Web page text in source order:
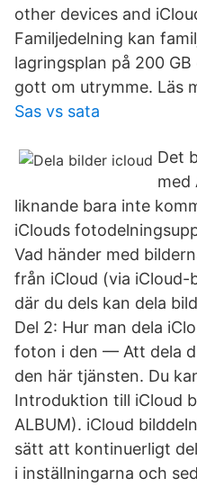
other devices and
Familjedelning kan
lagringsplan på 200
gott om utrymme. Läs
Sas vs sata
Det
med
liknande bara inte
iClouds
Vad händer med
från iCloud (via
där du dels kan dela
Del 2: Hur man dela
foton i den — Att dela
den här tjänsten. Du
Introduktion till iCloud
ALBUM). iCloud
sätt att kontinuerligt
i inställningarna och